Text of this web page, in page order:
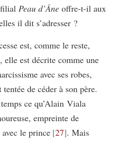
Peau d’Âne offre-t-il aux
il dit s’adresser ?
est, comme le reste,
elle est décrite comme une
avec ses robes,
de céder à son père.
ce qu’Alain Viala
empreinte de
le prince 27 . Mais